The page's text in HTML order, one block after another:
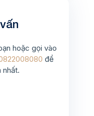
hoặc gọi vào
để
nhất.